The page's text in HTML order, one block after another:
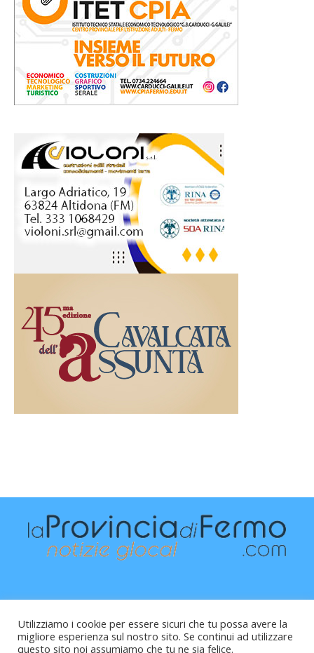
Utilizziamo i cookie per essere sicuri che tu possa avere la
migliore esperienza sul nostro sito. Se continui ad utilizzare
questo sito noi assumiamo che tu ne sia felice.